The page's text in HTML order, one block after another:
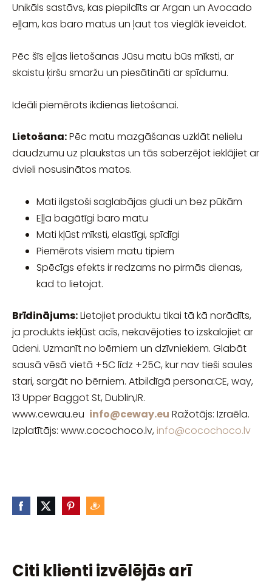
Unikāls sastāvs, kas piepildīts ar Argan un Avocado
eļļam, kas baro matus un ļaut tos vieglāk ieveidot.
Pēc šīs eļļas lietošanas Jūsu matu būs mīksti, ar
skaistu ķiršu smaržu un piesātināti ar spīdumu.
Ideāli piemērots ikdienas lietošanai.
Lietošana:Pēc matu mazgāšanas uzklāt nelielu
daudzumu uz plaukstas un tās saberzējot ieklājiet ar
dvieli nosusinātos matos.
Mati ilgstoši saglabājas gludi un bez pūkām
Eļļa bagātīgi baro matu
Mati kļūst mīksti, elastīgi, spīdīgi
Piemērots visiem matu tipiem
Spēcīgs efekts ir redzams no pirmās dienas,
kad to lietojat.
Brīdinājums:Lietojiet produktu tikai tā kā norādīts,
ja produkts iekļūst acīs, nekavējoties to izskalojiet ar
ūdeni. Uzmanīt no bērniem un dzīvniekiem. Glabāt
sausā vēsā vietā +5C līdz +25C, kur nav tieši saules
stari, sargāt no bērniem. Atbildīgā persona:CE, way,
13 Upper Baggot St, Dublin,IR.
www.cewau.eu info@ceway.eu Ražotājs: Izraēla.
Izplatītājs: www.cocochoco.lv, info@cocochoco.lv
Citi klienti izvēlējās arī